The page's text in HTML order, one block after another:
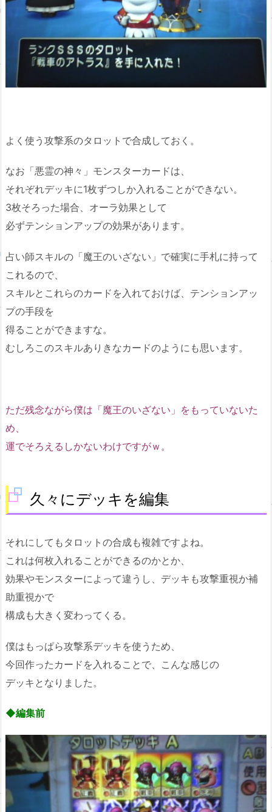
よく使う攻撃系のタロットで合成しておく。
なお「悪霊の神々」モンスターカードは、
それぞれデッキに1枚ずつしか入れることができない。
3枚そろった場合、オーラ効果として
必ずテンションアップの効果があります。
占い師スキルの「魔王のいざない」で確実に手札に持って
これるので、
スキルとこれらのカードを入れておけば、テンションアッ
プの手段を
得ることができますな。
むしろこのスキルありきなカードのようにも思います。
ただ残念ながら僕は「魔王のいざない」をもっていないた
め、
運でそろえるしかないわけですがｗ。
久々にデッキを編集
それにしてもタロットの合成も複雑ですよね。
これは何枚入れることができるのかとか、
効果やモンスターによって違うし、デッキも攻撃重視か補
助重視かで
構成も大きく変わってくる。
僕はもっぱら攻撃系デッキを使うため、
今回作ったカードを入れることで、こんな感じの
デッキとなりました。
◆編集前